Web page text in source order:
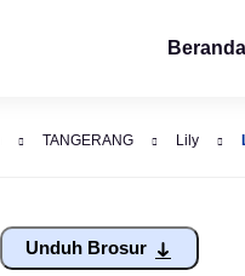
Beranda
TANGERANG Lily
Unduh Brosur